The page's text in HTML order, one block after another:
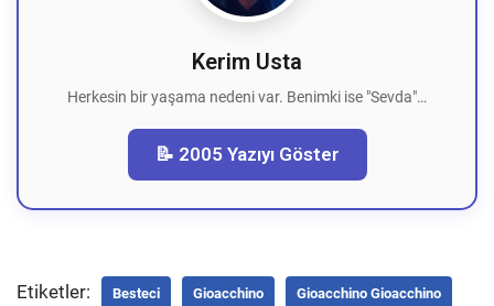
Kerim Usta
Herkesin bir yaşama nedeni var. Benimki ise "Sevda"…
📝 2005 Yazıyı Göster
Etiketler: Besteci Gioacchino Gioacchino Gioacchino